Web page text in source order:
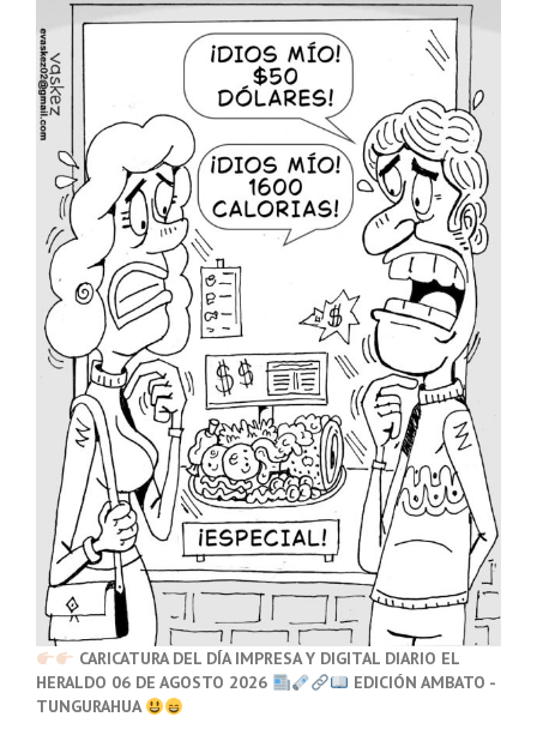
CARICATURA DEL DÍA IMPRESA Y DIGITAL DIARIO EL
HERALDO 06 DE AGOSTO 2026
EDICIÓN AMBATO -
TUNGURAHUA